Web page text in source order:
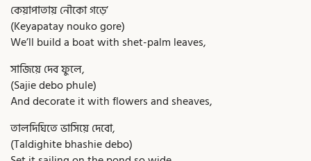
কেয়াপাতায় নৌকো গড়ে’
(Keyapatay nouko gore)
We’ll build a boat with shet-palm leaves,
সাজিয়ে দেব ফুলে,
(Sajie debo phule)
And decorate it with flowers and sheaves,
তালদিঘিতে ভাসিয়ে দেবো,
(Taldighite bhashie debo)